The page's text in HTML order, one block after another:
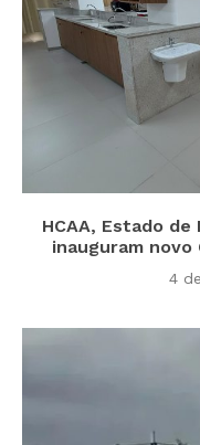
HCAA, Estado
inauguram
4